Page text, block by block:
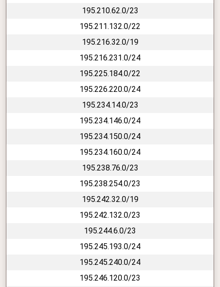
195.210.62.0/23
195.211.132.0/22
195.216.32.0/19
195.216.231.0/24
195.225.184.0/22
195.226.220.0/24
195.234.14.0/23
195.234.146.0/24
195.234.150.0/24
195.234.160.0/24
195.238.76.0/23
195.238.254.0/23
195.242.32.0/19
195.242.132.0/23
195.244.6.0/23
195.245.193.0/24
195.245.240.0/24
195.246.120.0/23